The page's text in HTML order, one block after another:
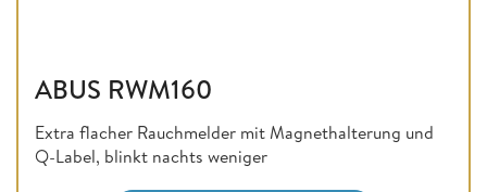
ABUS RWM160
Extra flacher Rauchmelder mit Magnethalterung und
Q-Label, blinkt nachts weniger